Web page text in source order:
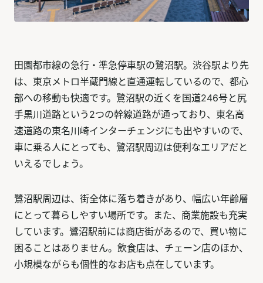
田園都市線の急行・準急停車駅の鷺沼駅。渋谷駅より先
は、東京メトロ半蔵門線と直通運転しているので、都心
部への移動も快適です。鷺沼駅の近くを国道246号と尻
手黒川道路という2つの幹線道路が通っており、東名高
速道路の東名川崎インターチェンジにも出やすいので、
車に乗る人にとっても、鷺沼駅周辺は便利なエリアだと
いえるでしょう。
鷺沼駅周辺は、街全体に落ち着きがあり、幅広い年齢層
にとって暮らしやすい場所です。また、商業施設も充実
しています。鷺沼駅前には商店街があるので、買い物に
困ることはありません。飲食店は、チェーン店のほか、
小規模ながらも個性的なお店も点在しています。